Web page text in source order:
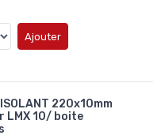
Ajouter
220x10mm
LMX 10/ boite